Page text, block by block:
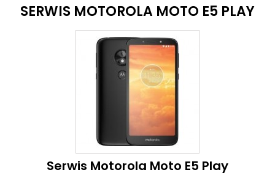
SERWIS MOTOROLA MOTO E5 PLAY
Serwis Motorola Moto E5 Play